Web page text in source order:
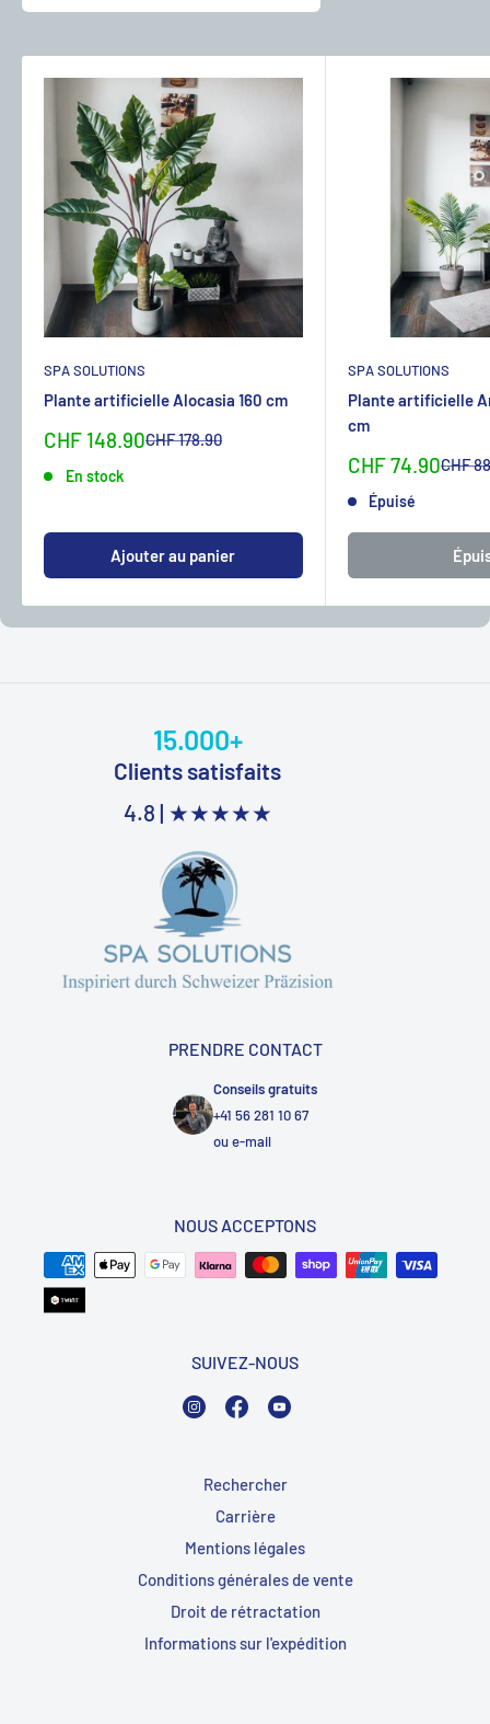
SPA SOLUTIONS
Plante artificielle Alocasia 160 cm
Sonderpreis
CHF 148.90Normalpreis
CHF 178.90
En stock
Ajouter au panier
SPA SOLUTIONS
Plante artificielle
cm
Sonderpreis
CHF 74.90CHF
Épuisé
15.000+
Clients satisfaits
4.8 | ★★★★★
PRENDRE CONTACT
Conseils gratuits
+41 56 281 10 67
oue-mail
NOUS ACCEPTONS
SUIVEZ-NOUS
InstagramFacebook
Rechercher
Carrière
Mentions légales
Conditions générales de vente
Droit de rétractation
Informations sur l'expédition